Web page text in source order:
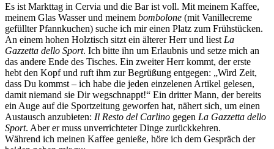
Es ist Markttag in Cervia und die Bar ist voll. Mit meinem Kaffee,
meinem Glas Wasser und meinem bombolone (mit Vanillecreme
gefüllter Pfannkuchen) suche ich mir einen Platz zum Frühstücken.
An einem hohen Holztisch sitzt ein älterer Herr und liest La
Gazzetta dello Sport. Ich bitte ihn um Erlaubnis und setze mich an
das andere Ende des Tisches. Ein zweiter Herr kommt, der erste
hebt den Kopf und ruft ihm zur Begrüßung entgegen: „Wird Zeit,
dass Du kommst – ich habe die jeden einzelenen Artikel gelesen,
damit niemand sie Dir wegschnappt!“ Ein dritter Mann, der bereits
ein Auge auf die Sportzeitung geworfen hat, nähert sich, um einen
Austausch anzubieten: Il Resto del Carlino gegen La Gazzetta dello
Sport. Aber er muss unverrichteter Dinge zurückkehren.
Während ich meinen Kaffee genieße, höre ich dem Gespräch der